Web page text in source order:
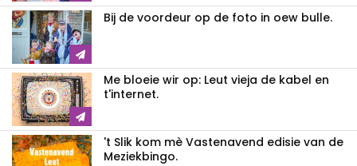
Bij de voordeur op de foto in oew bulle.
Me bloeie wir op: Leut vieja de kabel en
t'internet.
't Slik kom mè Vastenavend edisie van de
Meziekbingo.